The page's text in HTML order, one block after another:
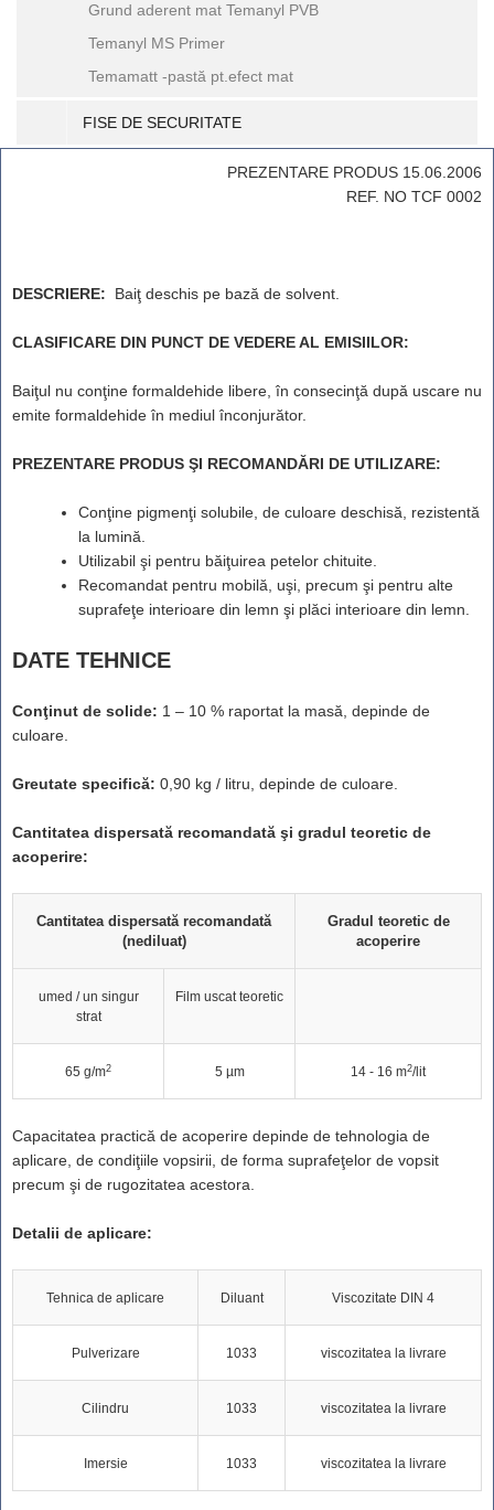
Grund aderent mat Temanyl PVB
Temanyl MS Primer
Temamatt -pastă pt.efect mat
FISE DE SECURITATE
PREZENTARE PRODUS 15.06.2006
REF. NO TCF 0002
DESCRIERE: Baiţ deschis pe bază de solvent.
CLASIFICARE DIN PUNCT DE VEDERE AL EMISIILOR:
Baiţul nu conţine formaldehide libere, în consecinţă după uscare nu
emite formaldehide în mediul înconjurător.
PREZENTARE PRODUS ŞI RECOMANDĂRI DE UTILIZARE:
Conţine pigmenţi solubile, de culoare deschisă, rezistentă
la lumină.
Utilizabil şi pentru băiţuirea petelor chituite.
Recomandat pentru mobilă, uşi, precum şi pentru alte
suprafeţe interioare din lemn şi plăci interioare din lemn.
DATE TEHNICE
Conţinut de solide: 1 – 10 % raportat la masă, depinde de
culoare.
Greutate specifică: 0,90 kg / litru, depinde de culoare.
Cantitatea dispersată recomandată şi gradul teoretic de
acoperire:
Cantitatea dispersată recomandată
(nediluat)
Gradul teoretic de
acoperire
umed / un singur
strat
Film uscat teoretic
65 g/m2 5 µm 14 - 16 m2/lit
Capacitatea practică de acoperire depinde de tehnologia de
aplicare, de condiţiile vopsirii, de forma suprafeţelor de vopsit
precum şi de rugozitatea acestora.
Detalii de aplicare:
Tehnica de aplicare Diluant Viscozitate DIN 4
Pulverizare 1033 viscozitatea la livrare
Cilindru 1033 viscozitatea la livrare
Imersie 1033 viscozitatea la livrare